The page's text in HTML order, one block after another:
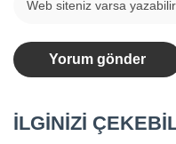
İLGİNİZİ